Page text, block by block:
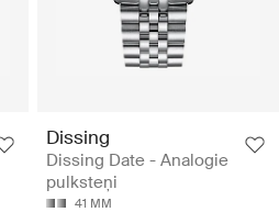
Dissing
Dissing Date - Analogie
pulksteņi
41 MM